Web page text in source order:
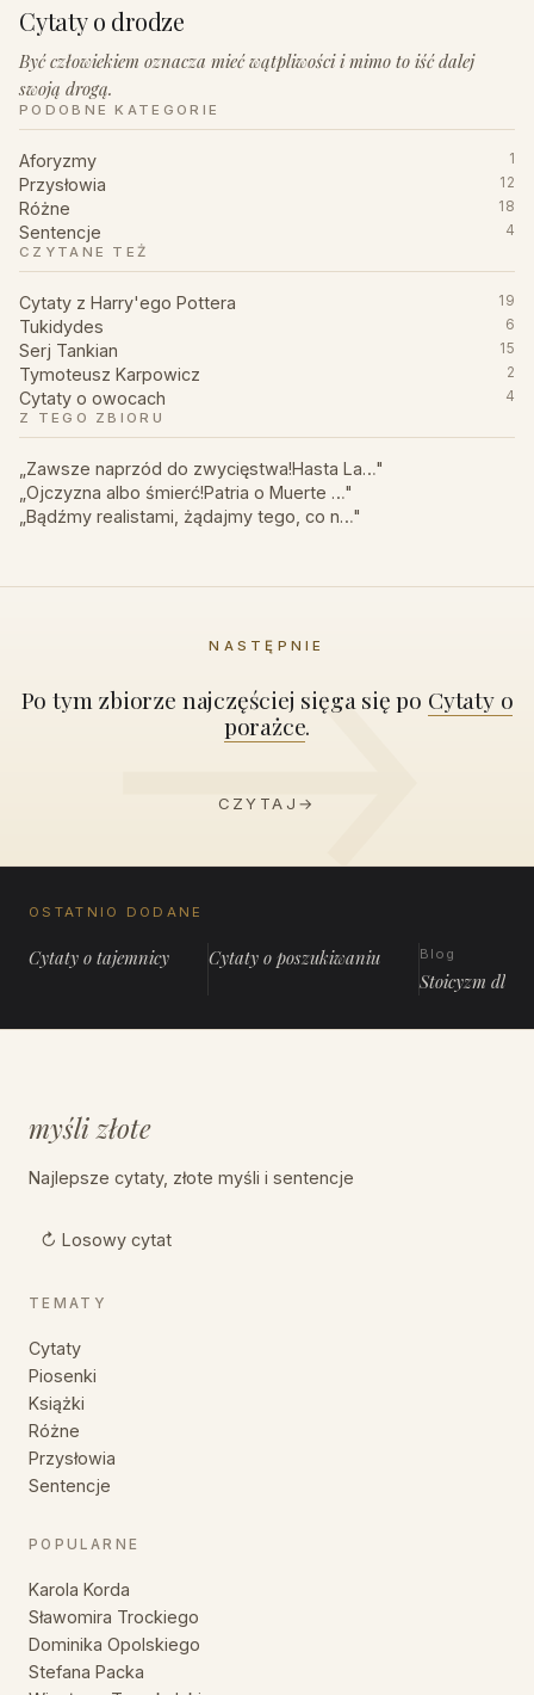
Cytaty o drodze
Być człowiekiem oznacza mieć wątpliwości i mimo to iść dalej
swoją drogą.
PODOBNE KATEGORIE
Aforyzmy 1
Przysłowia 12
Różne 18
Sentencje
4
CZYTANE TEŻ
Cytaty z Harry'ego Pottera 19
Tukidydes 6
Serj Tankian 15
Tymoteusz Karpowicz 2
Cytaty o owocach
4
Z TEGO ZBIORU
„Zawsze naprzód do zwycięstwa!Hasta La…"
„Ojczyzna albo śmierć!Patria o Muerte …"
„Bądźmy realistami, żądajmy tego, co n…"
NASTĘPNIE
Po tym zbiorze najczęściej sięga się po Cytaty o
porażce.
CZYTAJ →
OSTATNIO DODANE
Cytaty o tajemnicy Cytaty o poszukiwaniu Blog
Stoicyzm dla
myśli złote
Najlepsze cytaty, złote myśli i sentencje
↻ Losowy cytat
TEMATY
Cytaty
Piosenki
Książki
Różne
Przysłowia
Sentencje
POPULARNE
Karola Korda
Sławomira Trockiego
Dominika Opolskiego
Stefana Packa